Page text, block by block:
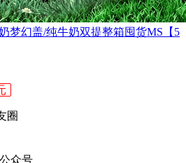
梦幻盖/纯牛奶双提整箱囤货MS【5
圈
众号